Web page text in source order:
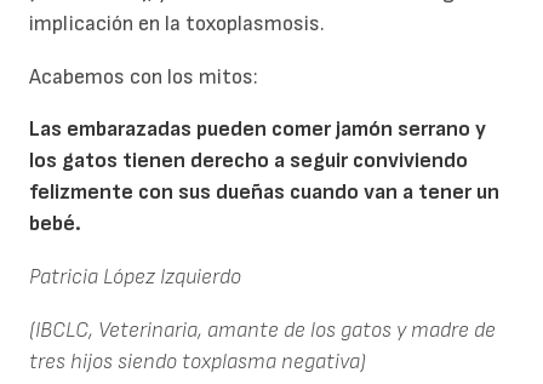
implicación en la toxoplasmosis.
Acabemos con los mitos:
Las embarazadas pueden comer jamón serrano y
los gatos tienen derecho a seguir conviviendo
felizmente con sus dueñas cuando van a tener un
bebé.
Patricia López Izquierdo
(IBCLC, Veterinaria, amante de los gatos y madre de
tres hijos siendo toxplasma negativa)